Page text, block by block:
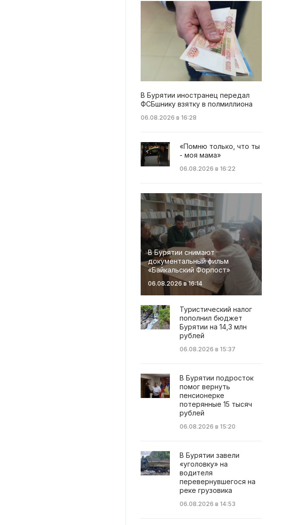
В Бурятии иностранец передал
ФСБшнику взятку в полмиллиона
06.08.2026 в 16:28
«Помню только, что ты
- моя мама»
06.08.2026 в 16:22
В Бурятии снимают
документальный фильм
«Байкальский Форпост»
06.08.2026 в 16:14
Туристический налог
пополнил бюджет
Бурятии на 14,3 млн
рублей
06.08.2026 в 15:37
В Бурятии подросток
помог вернуть
пенсионерке
потерянные 15 тысяч
рублей
06.08.2026 в 15:20
В Бурятии завели
«уголовку» на
водителя
перевернувшегося на
реке грузовика
06.08.2026 в 14:53